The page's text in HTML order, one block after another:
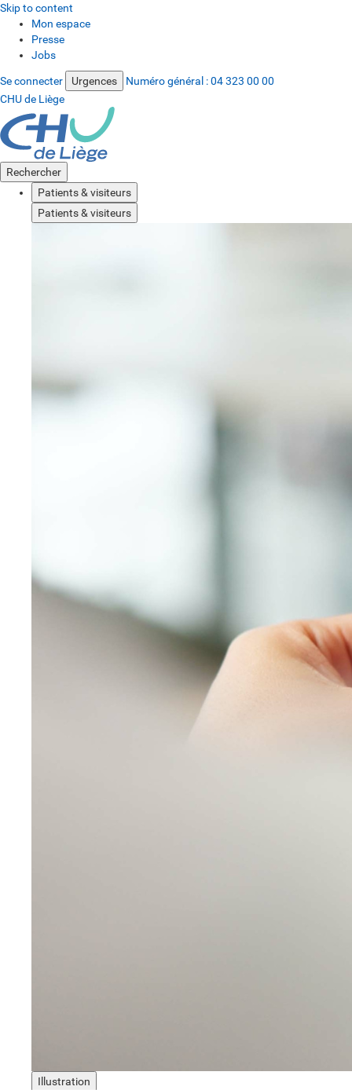
Skip to content
Mon espace
Presse
Jobs
Se connecter Urgences Numéro général :04 323 00 00
CHU de Liège
Rechercher
Patients & visiteurs
Patients & visiteurs
Illustration